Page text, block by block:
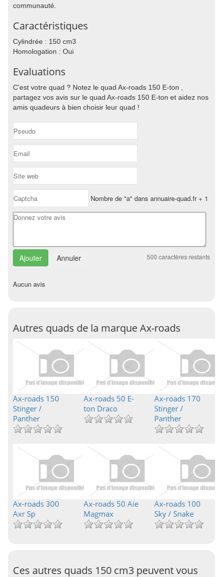
communauté.
Caractéristiques
Cylindrée : 150 cm3
Homologation : Oui
Evaluations
C'est votre quad ? Notez le quad Ax-roads 150 E-ton ,
partagez vos avis sur le quad Ax-roads 150 E-ton et aidez nos
amis quadeurs à bien choisir leur quad !
Nombre de "a" dans annuaire-quad.fr + 1
Annuler 500 caractères restants
Aucun avis
Autres quads de la marque Ax-roads
Ax-roads 150
Stinger /
Panther
Ax-roads 50 E-
ton Draco
Ax-roads 170
Stinger /
Panther
Ax-roads 300
Axr Sp
Ax-roads 50 Aie
Magmax
Ax-roads 100
Sky / Snake
Ces autres quads 150 cm3 peuvent vous